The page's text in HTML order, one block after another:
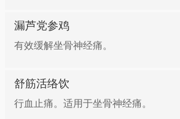
漏芦党参鸡
有效缓解坐骨神经痛。
舒筋活络饮
行血止痛。适用于坐骨神经痛。